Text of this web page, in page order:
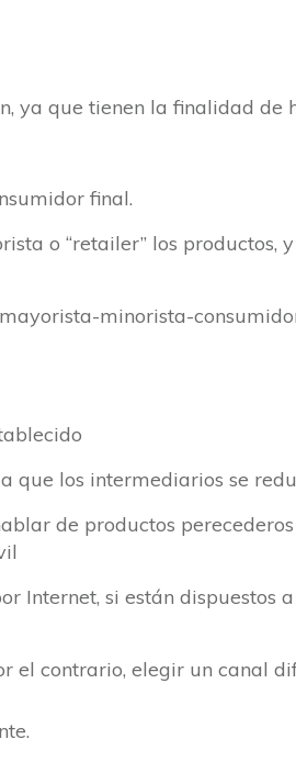
ya que tienen la finalidad
final.
o “retailer” los productos,
minorista-
que los intermediarios se
de productos
Internet, si están dispuestos
el contrario, elegir un canal